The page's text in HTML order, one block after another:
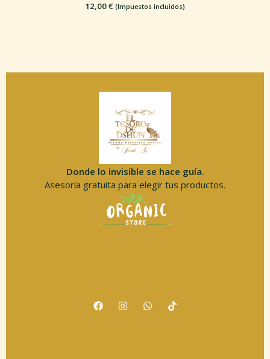
12,00€ (Impuestos incluidos)
Donde lo invisible se hace guía.
Asesoría gratuita para elegir tus productos.